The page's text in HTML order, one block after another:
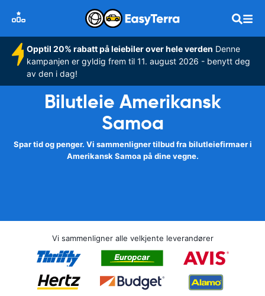
Opptil 20% rabatt på leiebiler over hele verden Denne
kampanjen er gyldig frem til 11. august 2026 - benytt deg
av den i dag!
Bilutleie Amerikansk
Samoa
Spar tid og penger. Vi sammenligner tilbud fra bilutleiefirmaer i
Amerikansk Samoa på dine vegne.
Vi sammenligner alle velkjente leverandører